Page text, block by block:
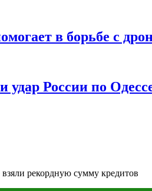
в борьбе с
удар России по
взяли рекордную сумму кредитов